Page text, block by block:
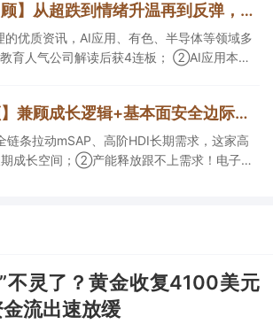
，具备承接细胞与基因治疗产品商业化受托生
司获净买入。
【九点特供周回顾】从超跌到情绪升温再到反弹，栏目梳理AI应用题材逻辑，AI教育人气公司解读后获4连板
优质资讯，AI应用、有色、半导体等领域多
气公司解读后获4连板； ②AI应用本周
，提及2家核心公司双双涨停。
【风口研报回顾】兼顾成长逻辑+基本面安全边际！王牌自营前瞻覆盖“pcb+MLCC+电子布”，梳理AI产业链优质标的“深坑起跳”
条拉动mSAP、高阶HDI长期需求，这家高
成长空间；②产能释放跟不上需求！电子布
，王牌自营前瞻捕捉“预期差”，3日大涨
不灵了？黄金收复4100美元
流出速放缓